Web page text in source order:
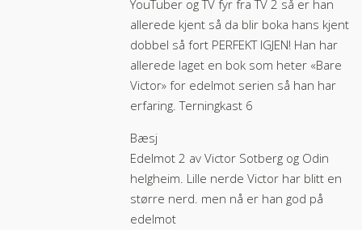
YouTuber og TV fyr fra TV 2 så er han
allerede kjent så da blir boka hans kjent
dobbel så fort PERFEKT IGJEN! Han har
allerede laget en bok som heter «Bare
Victor» for edelmot serien så han har
erfaring. Terningkast 6
Bæsj
Edelmot 2 av Victor Sotberg og Odin
helgheim. Lille nerde Victor har blitt en
større nerd. men nå er han god på
edelmot